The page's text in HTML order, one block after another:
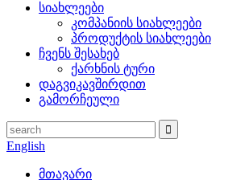
სიახლეები
კომპანიის სიახლეები
პროდუქტის სიახლეები
ჩვენს შესახებ
ქარხნის ტური
დაგვიკავშირდით
გამორჩეული
English
მთავარი